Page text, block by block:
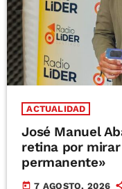
ACTUALIDAD
José Manuel
retina por
permanente»
today 7 AGOSTO, 2026